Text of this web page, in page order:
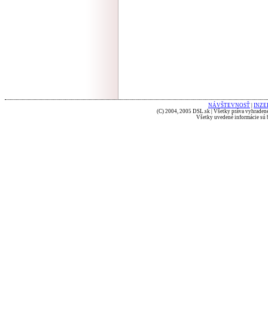
NÁVŠTEVNOSŤ
(C) 2004, 2005 DSL.sk | Všetky práva
Všetky uvedené informácie sú